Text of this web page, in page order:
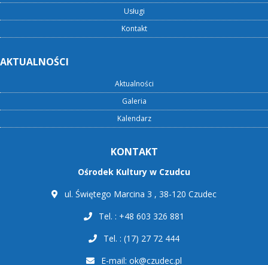
Usługi
Kontakt
AKTUALNOŚCI
Aktualności
Galeria
Kalendarz
KONTAKT
Ośrodek Kultury w Czudcu
ul. Świętego Marcina 3 , 38-120 Czudec
Tel. : +48 603 326 881
Tel. : (17) 27 72 444
E-mail: ok@czudec.pl